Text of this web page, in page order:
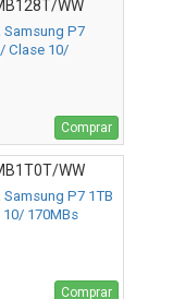
WW
Samsung P7
Clase 10/
Comprar
WW
P7 1TB
170MBs
Comprar